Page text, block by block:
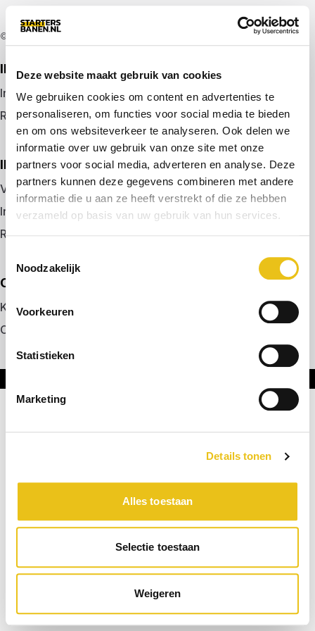
Deze website maakt gebruik van cookies
We gebruiken cookies om content en advertenties te
personaliseren, om functies voor social media te bieden
en om ons websiteverkeer te analyseren. Ook delen we
informatie over uw gebruik van onze site met onze
partners voor social media, adverteren en analyse. Deze
partners kunnen deze gegevens combineren met andere
informatie die u aan ze heeft verstrekt of die ze hebben
verzameld op basis van uw gebruik van hun services.
Noodzakelijk
Voorkeuren
Statistieken
Marketing
Details tonen
Alles toestaan
Selectie toestaan
Weigeren
© 2026 door startersbanen.nl
IK ZOEK EEN BAAN
Inloggen
Registreren
IK BEN WERKGEVER
Vacature plaatsen
Inloggen
Registreren
OVER ONS
Kennismaken met MELON
Contact